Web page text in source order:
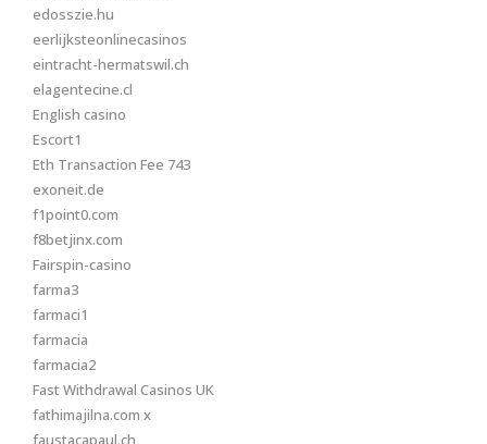
edosszie.hu
eerlijksteonlinecasinos
eintracht-hermatswil.ch
elagentecine.cl
English casino
Escort1
Eth Transaction Fee 743
exoneit.de
f1point0.com
f8betjinx.com
Fairspin-casino
farma3
farmaci1
farmacia
farmacia2
Fast Withdrawal Casinos UK
fathimajilna.com x
faustacapaul.ch